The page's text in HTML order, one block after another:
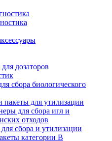
дозаторов
сбора биологического
пакеты для утилизации
для сбора игл и
отходов
сбора и утилизации
категории B